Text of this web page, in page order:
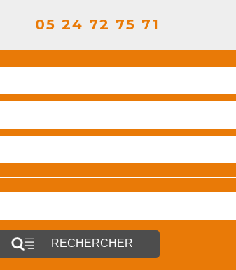
05 24 72 75 71
RECHERCHER